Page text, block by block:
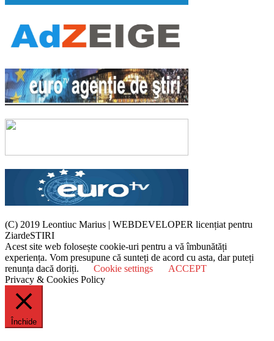
(C) 2019 Leontiuc Marius | WEBDEVELOPER licențiat pentru
ZiardeSTIRI
Acest site web folosește cookie-uri pentru a vă îmbunătăți
experiența. Vom presupune că sunteți de acord cu asta, dar puteți
renunța dacă doriți.
Cookie settings
ACCEPT
Privacy & Cookies Policy
Închide